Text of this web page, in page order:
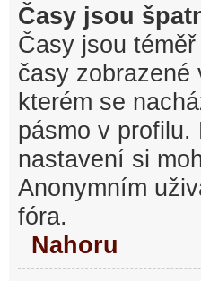
Časy jsou
Časy jsou
časy zobrazené
kterém se
pásmo v
nastavení si
Anonymním
fóra.
Nahoru